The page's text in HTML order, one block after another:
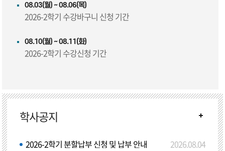
08.03(월) ~ 08.06(목)
2026-2학기 수강바구니 신청 기간
08.10(월) ~ 08.11(화)
2026-2학기 수강신청 기간
학사공지
2026-2학기 분할납부 신청 및 납부 안내
2026.08.04